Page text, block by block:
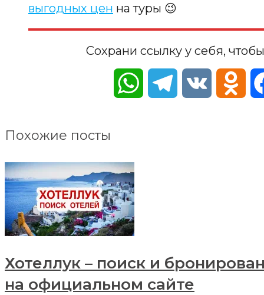
выгодных цен на туры 😉
Сохрани ссылку у себя,
WhatsAppTelegramVK
Похожие посты
Хотеллук – поиск и
на официальном сайте